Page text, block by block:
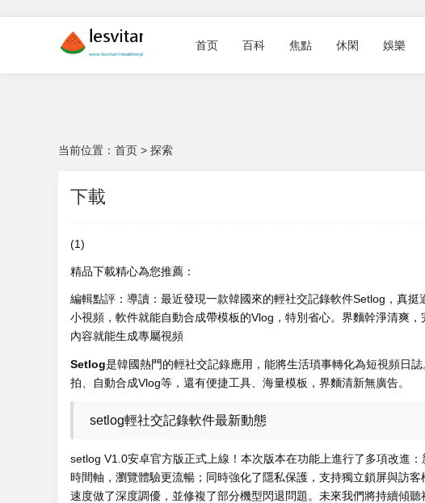
首页 百科 焦點 休閑 娛樂
当前位置： 首页 > 探索
下載
(1)
精品下載精心為您推薦：
編輯點評：導讀：最近發現一款韓國來的輕社交記錄軟件Setlog，真挺
小視頻，軟件就能自動合成帶模板的Vlog，特別省心。界麵幹淨清爽
內容就能生成專屬視頻
Setlog是韓國熱門的輕社交記錄應用，能將生活瑣事轉化為短視頻日
拍、自動合成Vlog等，還有便捷工具、海量模板，界麵清新無廣告。
setlog輕社交記錄軟件最新動態
setlog V1.0安卓官方版正式上線！本次版本在功能上進行了多項改進
時間軸，瀏覽體驗更流暢；同時強化了隱私保護，支持獨立鎖屏與訪
速度做了深度調優，並修複了部分機型閃退問題。未來我們將持續傾聽